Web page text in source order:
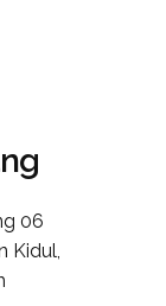
06
Kidul,